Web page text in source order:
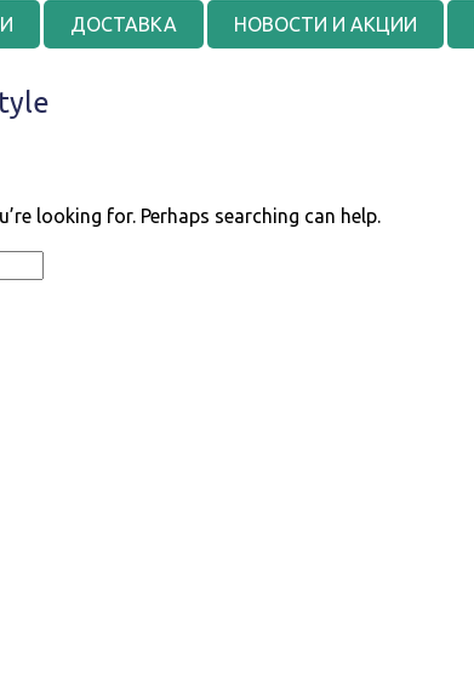
ДОСТАВКА НОВОСТИ И АКЦИИ
looking for. Perhaps searching can help.